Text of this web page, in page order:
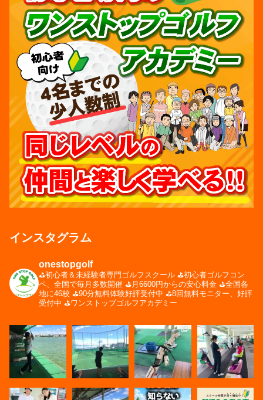
インスタグラム
onestopgolf
⛳️初心者＆未経験者専門ゴルフスクール ⛳️初心者ゴルフコン
ペ、全国で毎月多数開催 ⛳️月6600円からの安心料金 ⛳️全国各
地に46校 ⛳️90分無料体験好評受付中 ⛳️8回無料モニター、好評
受付中 ⛳️ワンストップゴルフアカデミー